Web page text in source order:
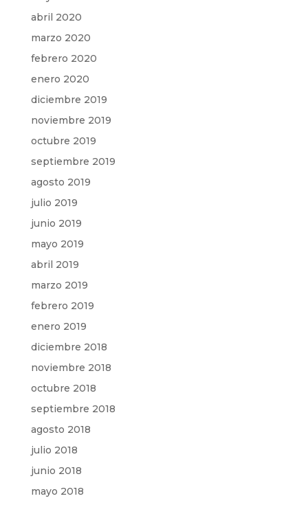
abril 2020
marzo 2020
febrero 2020
enero 2020
diciembre 2019
noviembre 2019
octubre 2019
septiembre 2019
agosto 2019
julio 2019
junio 2019
mayo 2019
abril 2019
marzo 2019
febrero 2019
enero 2019
diciembre 2018
noviembre 2018
octubre 2018
septiembre 2018
agosto 2018
julio 2018
junio 2018
mayo 2018